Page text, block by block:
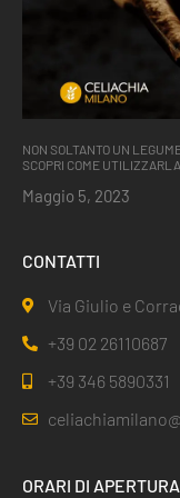
NON SOLTANTO UN
SCOPRI COME
Maggio 5, 2023
CONTATTI
Via Giulio e
+39 02 26110687
+39 346 5890331
ORARI DI APERTURA